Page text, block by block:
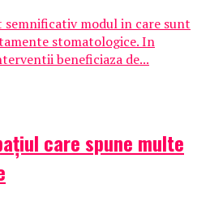
modul in care sunt
stomatologice. In
beneficiaza de...
care spune multe